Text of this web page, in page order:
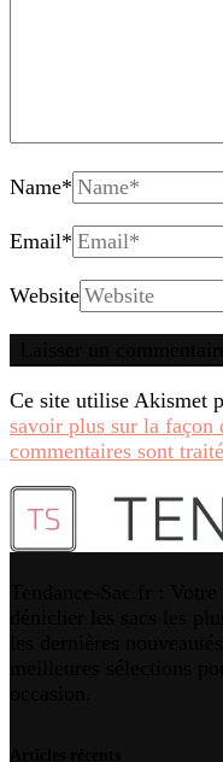
Name*
Email*
Website
Ce site utilise Akismet
savoir plus sur la façon
commentaires sont